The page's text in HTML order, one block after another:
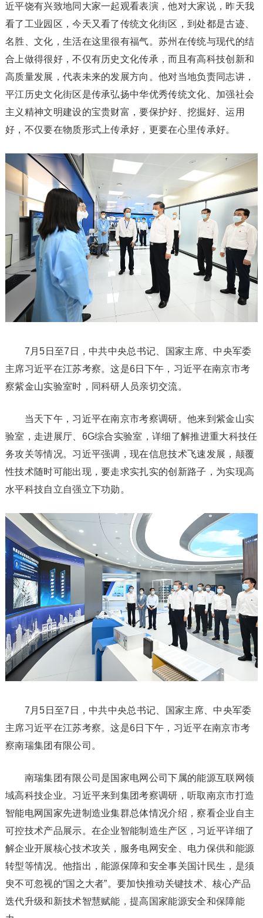
近平饶有兴致地同大家一起观看表演，他对大家说，昨天我
看了工业园区，今天又看了传统文化街区，到处都是古迹、
名胜、文化，生活在这里很有福气。苏州在传统与现代的结
合上做得很好，不仅有历史文化传承，而且有高科技创新和
高质量发展，代表未来的发展方向。他对当地负责同志讲，
平江历史文化街区是传承弘扬中华优秀传统文化、加强社会
主义精神文明建设的宝贵财富，要保护好、挖掘好、运用
好，不仅要在物质形式上传承好，更要在心里传承好。
7月5日至7日，中共中央总书记、国家主席、中央军委
主席习近平在江苏考察。这是6日下午，习近平在南京市考
察紫金山实验室时，同科研人员亲切交流。
当天下午，习近平在南京市考察调研。他来到紫金山实
验室，走进展厅、6G综合实验室，详细了解推进重大科技任
务攻关等情况。习近平强调，现在信息技术飞速发展，颠覆
性技术随时可能出现，要走求实扎实的创新路子，为实现高
水平科技自立自强立下功勋。
7月5日至7日，中共中央总书记、国家主席、中央军委
主席习近平在江苏考察。这是6日下午，习近平在南京市考
察南瑞集团有限公司。
南瑞集团有限公司是国家电网公司下属的能源互联网领
域高科技企业。习近平来到集团考察调研，听取南京市打造
智能电网国家先进制造业集群总体情况介绍，察看企业自主
可控技术产品展示。在企业智能制造生产区，习近平详细了
解企业开展核心技术攻关，服务电网安全、电力保供和能源
转型等情况。他指出，能源保障和安全事关国计民生，是须
臾不可忽视的“国之大者”。要加快推动关键技术、核心产品
迭代升级和新技术智慧赋能，提高国家能源安全和保障能